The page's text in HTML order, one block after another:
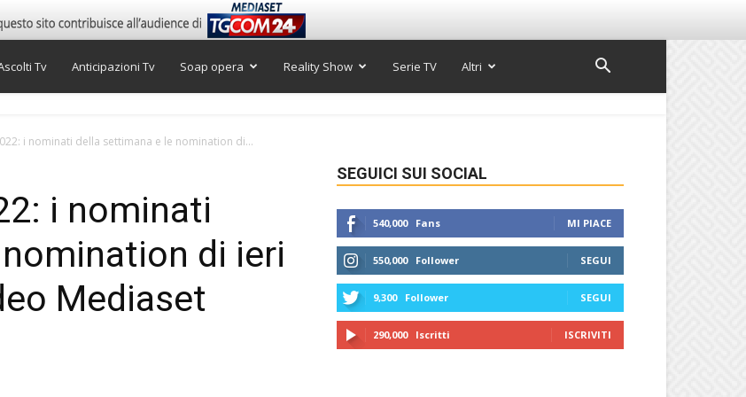
Tv Anticipazioni Tv Soap opera Reality Show Serie TV Altri
i nominati della settimana e le nomination di...
i nominati
di ieri
Mediaset
SEGUICI SUI SOCIAL
540,000 Fans MI PIACE
550,000 Follower SEGUI
9,300 Follower SEGUI
290,000 Iscritti ISCRIVITI